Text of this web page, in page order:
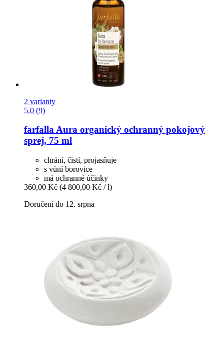
2 varianty
5.0 (9)
farfallaAura organický ochranný pokojový
sprej, 75 ml
chrání, čistí, projasňuje
s vůní borovice
má ochranné účinky
360,00 Kč (4 800,00 Kč / l)
Doručení do 12. srpna